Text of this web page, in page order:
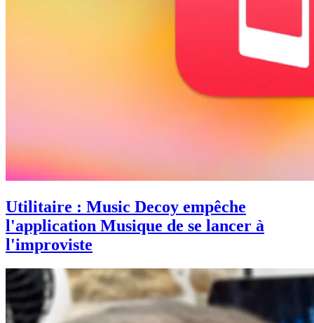
Utilitaire : Music Decoy empêche
l'application Musique de se lancer à
l'improviste